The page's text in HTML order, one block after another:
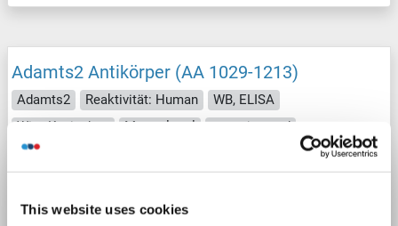
This website uses cookies
Adamts2 Antikörper (AA 1029-1213)
Adamts2 Reaktivität: Human
WB, ELISA
Wirt: Kaninchen
Monoclonal unconjugated
Produktnummer ABIN7672621
Datenblatt